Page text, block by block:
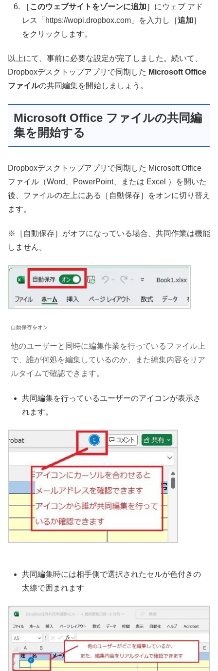
［ このウェブサイトをゾーンに追加］にウェブ アド
レス「 https://wopi.dropbox.com 」を入力し［追加］
をクリックします。
以上にて、事前に必要な設定が完了しました。続いて、
Dropboxデスクトップアプリで同期した Microsoft Office
ファイルの共同編集を開始しましょう。
Microsoft Office ファイルの共同編
集を開始する
Dropboxデスクトップアプリで同期した Microsoft Office
ファイル（Word、PowerPoint、または Excel ）を開いた
後、ファイルの左上にある［自動保存］をオンに切り替え
ます。
※［自動保存］がオフになっている場合、共同作業は機能
しません。
自動保存をオン
他のユーザーと同時に編集作業を行っているファイル上
で、誰が何処を編集しているのか、また編集内容をリア
ルタイムで確認できます。
共同編集を行っているユーザーのアイコンが表示さ
れます。
共同編集時には相手側で選択されたセルが色付きの
太線で囲まれます